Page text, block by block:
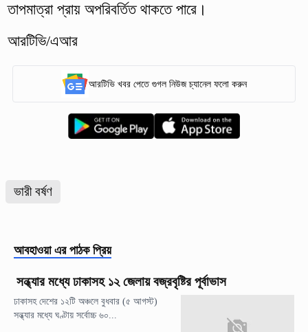
তাপমাত্রা প্রায় অপরিবর্তিত থাকতে পারে।
আরটিভি/এআর
আরটিভি খবর পেতে গুগল নিউজ চ্যানেল ফলো করুন
ভারী বর্ষণ
আবহাওয়া এর পাঠক প্রিয়
সন্ধ্যার মধ্যে ঢাকাসহ ১২ জেলায় বজ্রবৃষ্টির পূর্বাভাস
ঢাকাসহ দেশের ১২টি অঞ্চলে বুধবার (৫ আগস্ট)
সন্ধ্যার মধ্যে ঘণ্টায় সর্বোচ্চ ৬০...